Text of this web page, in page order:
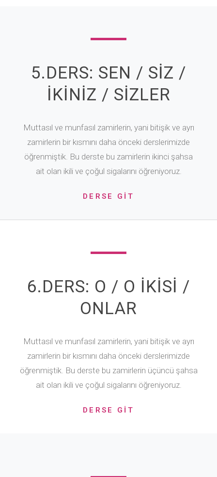
5.DERS: SEN / SİZ /
İKİNİZ / SİZLER
Muttasıl ve munfasıl zamirlerin, yani bitişik ve ayrı
zamirlerin bir kısmını daha önceki derslerimizde
öğrenmiştik. Bu derste bu zamirlerin ikinci şahsa
ait olan ikili ve çoğul sigalarını öğreniyoruz.
DERSE GİT
6.DERS: O / O İKİSİ /
ONLAR
Muttasıl ve munfasıl zamirlerin, yani bitişik ve ayrı
zamirlerin bir kısmını daha önceki derslerimizde
öğrenmiştik. Bu derste bu zamirlerin üçüncü şahsa
ait olan ikili ve çoğul sigalarını öğreniyoruz.
DERSE GİT